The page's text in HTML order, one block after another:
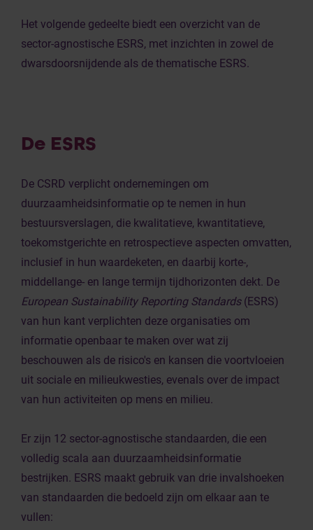
Het volgende gedeelte biedt een overzicht van de
sector-agnostische ESRS, met inzichten in zowel de
dwarsdoorsnijdende als de thematische ESRS.
De ESRS
De CSRD verplicht ondernemingen om
duurzaamheidsinformatie op te nemen in hun
bestuursverslagen, die kwalitatieve, kwantitatieve,
toekomstgerichte en retrospectieve aspecten omvatten,
inclusief in hun waardeketen, en daarbij korte-,
middellange- en lange termijn tijdhorizonten dekt. De
European Sustainability Reporting Standards(ESRS)
van hun kant verplichten deze organisaties om
informatie openbaar te maken over wat zij
beschouwen als de risico's en kansen die voortvloeien
uit sociale en milieukwesties, evenals over de impact
van hun activiteiten op mens en milieu.
Er zijn 12 sector-agnostische standaarden, die een
volledig scala aan duurzaamheidsinformatie
bestrijken. ESRS maakt gebruik van drie invalshoeken
van standaarden die bedoeld zijn om elkaar aan te
vullen: